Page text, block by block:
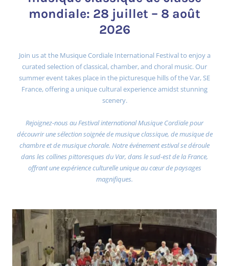
mondiale: 28 juillet – 8 août
2026
Join us at the Musique Cordiale International Festival to enjoy a
curated selection of classical, chamber, and choral music. Our
summer event takes place in the picturesque hills of the Var, SE
France, offering a unique cultural experience amidst stunning
scenery.
Rejoignez-nous au Festival international Musique Cordiale pour
découvrir une sélection soignée de musique classique, de musique de
chambre et de musique chorale. Notre événement estival se déroule
dans les collines pittoresques du Var, dans le sud-est de la France,
offrant une expérience culturelle unique au cœur de paysages
magnifiques.